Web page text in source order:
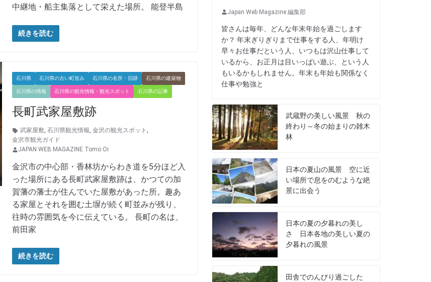
中継地・船主集落として栄えた場所。 能登半島
続きを読む
石川県 石川県の古い町並み 石川県の名所・旧跡 石川県の建築物
石川県の情報 石川県の観光情報・観光スポット 石川県の記事
長町武家屋敷跡
武家屋敷, 石川県観光情報, 金沢の観光スポット ,
金沢市観光ガイド
JAPAN WEB MAGAZINE Tomo Oi
金沢市の中心部・香林坊からわき道を5分ほど入
った場所にある長町武家屋敷跡は、かつての加
賀藩の藩士が住んでいた屋敷があった所。趣あ
る家屋とそれを囲む土塀が続く町並みが残り、
往時の雰囲気を今に伝えている。 長町の名は、
前田家
続きを読む
Japan Web Magazine 編集部
皆さんは毎年、どんな年末年始を過ごします
か？ 年末ぎりぎりまで仕事をする人、年明け
早々お仕事だという人、いつもは沢山仕事して
いるから、お正月は目いっぱい遊ぶ、という人
もいるかもしれません。年末も年始も関係なく
仕事や勉強と
武蔵野の美しい風景 秋の
終わり～冬の始まりの雑木
林
日本の夏山の風景 空に近
い場所で息をのむような絶
景に出会う
日本の夏の夕暮れの美し
さ 日本各地の美しい夏の
夕暮れの風景
田舎でのんびり過ごした